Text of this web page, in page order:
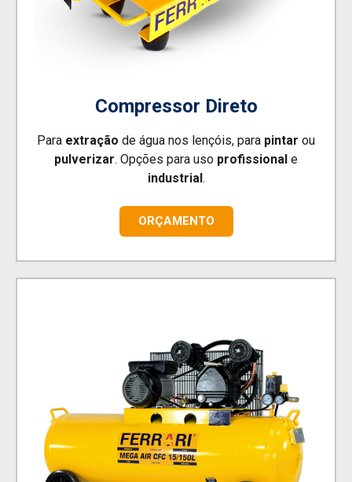
Compressor Direto
Para extração de água nos lençóis, para pintar ou
pulverizar. Opções para uso profissional e
industrial.
ORÇAMENTO